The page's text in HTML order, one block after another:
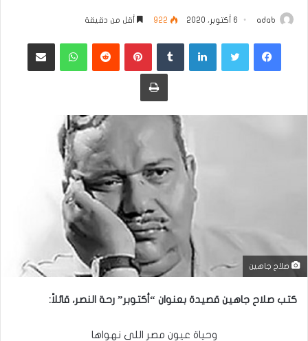
adab 6 أكتوبر، 2020 922 أقل من دقيقة
فيسبوكتويتر لينكدإن ‏Tumblr بينتيريست
‏Reddit واتساب مشاركة عبر البريد
طباعة
صلاح جاهين
كتب صلاح جاهين قصيدة بعنوان “أكتوبر” رحة النصر، قائلاً:
وحياة عيون مصر اللى نهواها